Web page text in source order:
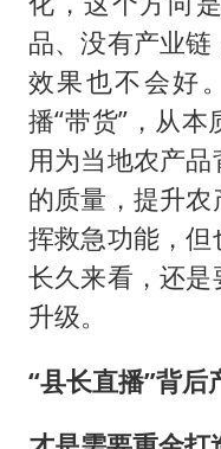
品、没有产业
效果也不会好
播“带货”，从
用为当地农产
的质量，提升
挥救急功能，
长久来看，还
升级。
“县长直播”背后